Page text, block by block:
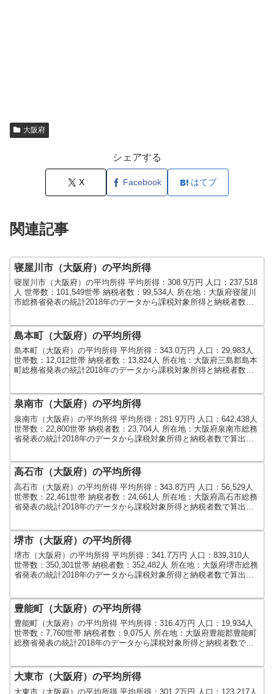
大阪府
シェアする
X Facebook はてブ
関連記事
寝屋川市（大阪府）の平均所得
寝屋川市（大阪府）の平均所得 平均所得：308.9万円 人口：237,518
人 世帯数：101,549世帯 納税者数：99,534人 所在地：大阪府寝屋川
市総務省発表の統計2018年のデータから課税対象所得と納税者数で
島本町（大阪府）の平均所得
島本町（大阪府）の平均所得 平均所得：343.0万円 人口：29,983人
世帯数：12,012世帯 納税者数：13,824人 所在地：大阪府三島郡島本
町総務省発表の統計2018年のデータから課税対象所得と納税者数で
泉南市（大阪府）の平均所得
泉南市（大阪府）の平均所得 平均所得：281.9万円 人口：642,438人
世帯数：22,800世帯 納税者数：23,704人 所在地：大阪府泉南市総務
省発表の統計2018年のデータから課税対象所得と納税者数で算出し
高石市（大阪府）の平均所得
高石市（大阪府）の平均所得 平均所得：343.8万円 人口：56,529人
世帯数：22,461世帯 納税者数：24,661人 所在地：大阪府高石市総務
省発表の統計2018年のデータから課税対象所得と納税者数で算出し
堺市（大阪府）の平均所得
堺市（大阪府）の平均所得 平均所得：341.7万円 人口：839,310人
世帯数：350,301世帯 納税者数：352,482人 所在地：大阪府堺市総務
省発表の統計2018年のデータから課税対象所得と納税者数で算出し
豊能町（大阪府）の平均所得
豊能町（大阪府）の平均所得 平均所得：316.4万円 人口：19,934人
世帯数：7,760世帯 納税者数：9,075人 所在地：大阪府豊能郡豊能町
総務省発表の統計2018年のデータから課税対象所得と納税者数で算
大東市（大阪府）の平均所得
大東市（大阪府）の平均所得 平均所得：301.2万円 人口：123,217人